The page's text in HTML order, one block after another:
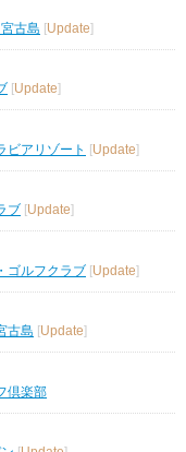
古島 [Update]
Update
ビアリゾート
[Update]
ブ [Update]
ゴルフクラブ [Update]
古島 [Update]
倶楽部